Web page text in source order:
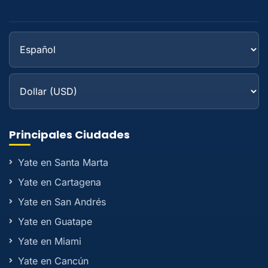
Principales Ciudades
Yate en Santa Marta
Yate en Cartagena
Yate en San Andrés
Yate en Guatape
Yate en Miami
Yate en Cancún